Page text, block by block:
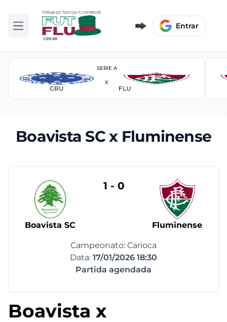
Abrir menu Entrar
SERIE A
CRU
X
FLU
Boavista SC x Fluminense
Boavista SC
1 - 0
Fluminense
Campeonato: Carioca
Data: 17/01/2026 18:30
Partida agendada
Boavista x